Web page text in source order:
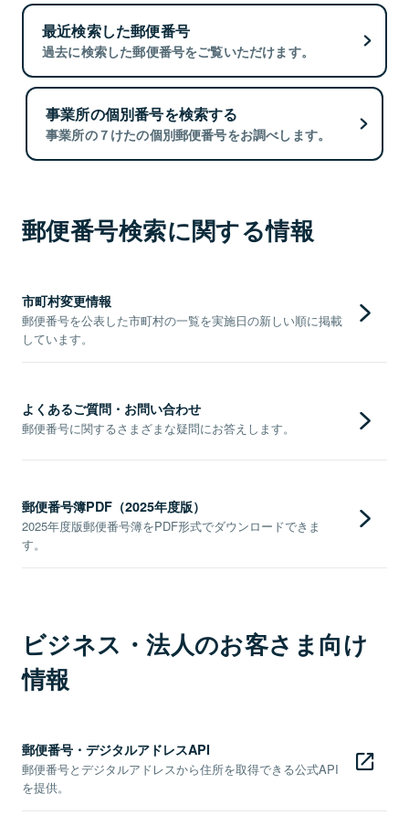
最近検索した郵便番号
過去に検索した郵便番号をご覧いただけます。
事業所の個別番号を検索する
事業所の７けたの個別郵便番号をお調べします。
郵便番号検索に関する情報
市町村変更情報
郵便番号を公表した市町村の一覧を実施日の新しい順に掲載
しています。
よくあるご質問・お問い合わせ
郵便番号に関するさまざまな疑問にお答えします。
郵便番号簿PDF（2025年度版）
2025年度版郵便番号簿をPDF形式でダウンロードできま
す。
ビジネス・法人のお客さま向け
情報
郵便番号・デジタルアドレスAPI
郵便番号とデジタルアドレスから住所を取得できる公式API
を提供。